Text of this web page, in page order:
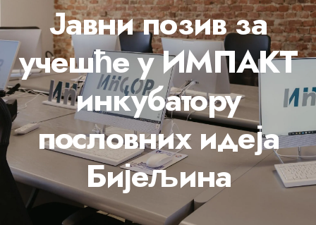
Јавни позив за
учешће у ИМПАКТ
инкубатору
пословних идеја
Бијељина